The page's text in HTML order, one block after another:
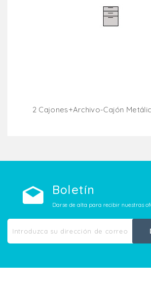
2 Cajones+archivo-Cajón
Boletín
Darse de alta para recibir nuestras